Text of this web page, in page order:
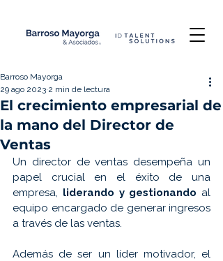
El crecimiento empresarial de
la mano del Director de
Ventas
Barroso Mayorga
29 ago 2023 2 min de lectura
Un director de ventas desempeña un
papel crucial en el éxito de una
empresa, liderando y gestionando al
equipo encargado de generar ingresos
a través de las ventas.
Además de ser un líder motivador, el